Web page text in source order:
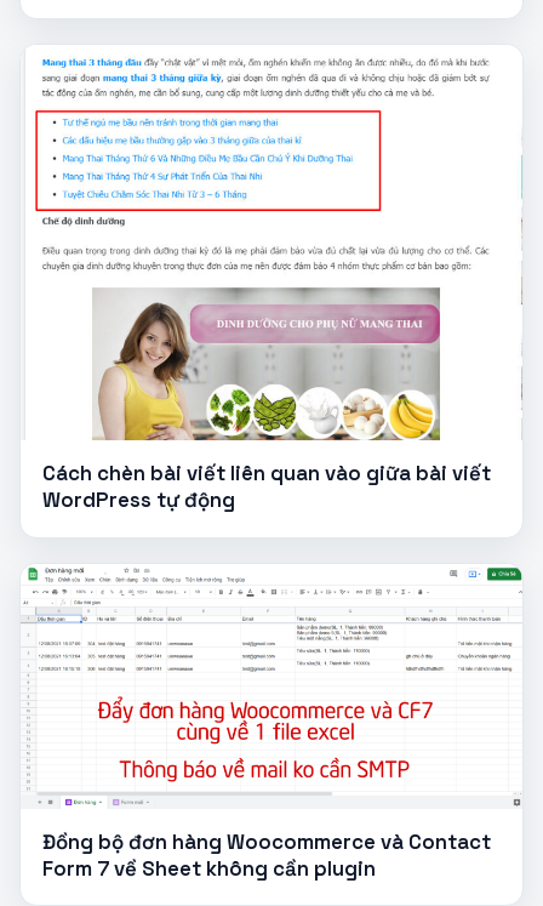
Cách chèn bài viết liên quan vào giữa bài viết
WordPress tự động
Đồng bộ đơn hàng Woocommerce và Contact
Form 7 về Sheet không cần plugin